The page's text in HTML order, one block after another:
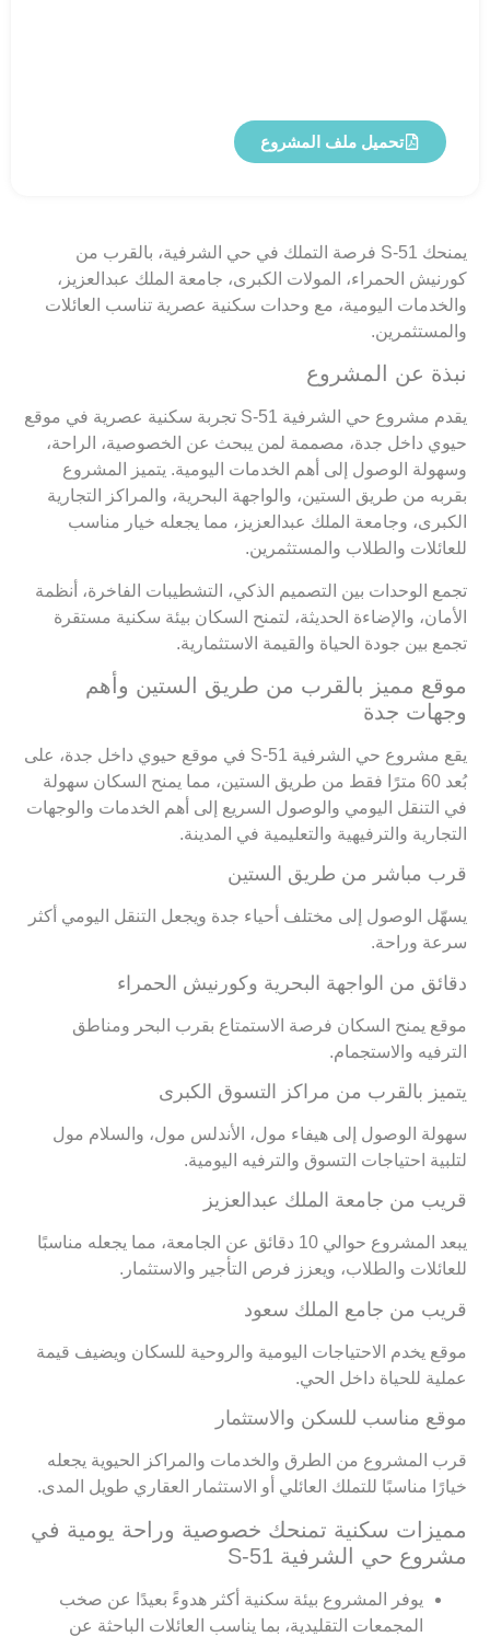
تحميل ملف المشروع
يمنحك S-51 فرصة التملك في حي الشرفية، بالقرب من
كورنيش الحمراء، المولات الكبرى، جامعة الملك عبدالعزيز،
والخدمات اليومية، مع وحدات سكنية عصرية تناسب العائلات
والمستثمرين.
نبذة عن المشروع
يقدم مشروع حي الشرفية S-51 تجربة سكنية عصرية في موقع
حيوي داخل جدة، مصممة لمن يبحث عن الخصوصية، الراحة،
وسهولة الوصول إلى أهم الخدمات اليومية. يتميز المشروع
بقربه من طريق الستين، والواجهة البحرية، والمراكز التجارية
الكبرى، وجامعة الملك عبدالعزيز، مما يجعله خيار مناسب
للعائلات والطلاب والمستثمرين.
تجمع الوحدات بين التصميم الذكي، التشطيبات الفاخرة، أنظمة
الأمان، والإضاءة الحديثة، لتمنح السكان بيئة سكنية مستقرة
تجمع بين جودة الحياة والقيمة الاستثمارية.
موقع مميز بالقرب من طريق الستين وأهم
وجهات جدة
يقع مشروع حي الشرفية S-51 في موقع حيوي داخل جدة، على
بُعد 60 مترًا فقط من طريق الستين، مما يمنح السكان سهولة
في التنقل اليومي والوصول السريع إلى أهم الخدمات والوجهات
التجارية والترفيهية والتعليمية في المدينة.
قرب مباشر من طريق الستين
يسهّل الوصول إلى مختلف أحياء جدة ويجعل التنقل اليومي أكثر
سرعة وراحة.
دقائق من الواجهة البحرية وكورنيش الحمراء
موقع يمنح السكان فرصة الاستمتاع بقرب البحر ومناطق
الترفيه والاستجمام.
يتميز بالقرب من مراكز التسوق الكبرى
سهولة الوصول إلى هيفاء مول، الأندلس مول، والسلام مول
لتلبية احتياجات التسوق والترفيه اليومية.
قريب من جامعة الملك عبدالعزيز
يبعد المشروع حوالي 10 دقائق عن الجامعة، مما يجعله مناسبًا
للعائلات والطلاب، ويعزز فرص التأجير والاستثمار.
قريب من جامع الملك سعود
موقع يخدم الاحتياجات اليومية والروحية للسكان ويضيف قيمة
عملية للحياة داخل الحي.
موقع مناسب للسكن والاستثمار
قرب المشروع من الطرق والخدمات والمراكز الحيوية يجعله
خيارًا مناسبًا للتملك العائلي أو الاستثمار العقاري طويل المدى.
مميزات سكنية تمنحك خصوصية وراحة يومية في
مشروع حي الشرفية S-51
يوفر المشروع بيئة سكنية أكثر هدوءً بعيدًا عن صخب
المجمعات التقليدية، بما يناسب العائلات الباحثة عن